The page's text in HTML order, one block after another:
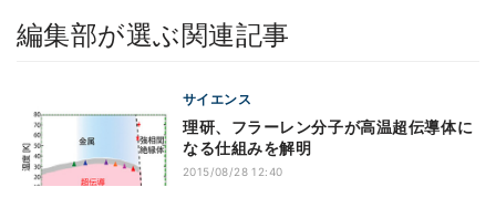
編集部が選ぶ関連記事
サイエンス
理研、フラーレン分子が高温超伝導体に
なる仕組みを解明
2015/08/28 12:40